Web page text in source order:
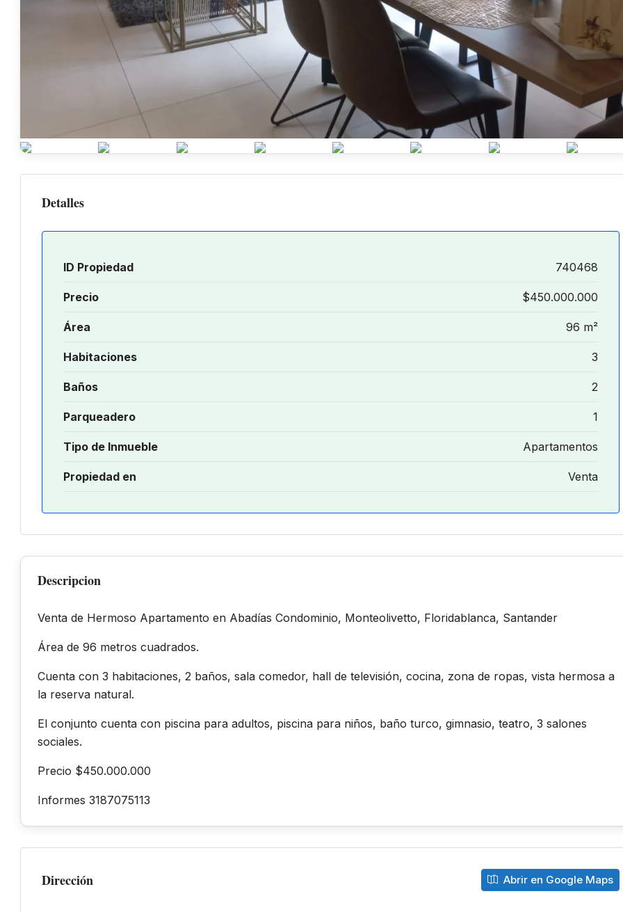
Detalles
ID Propiedad 740468
Precio $450.000.000
Área 96 m²
Habitaciones 3
Baños 2
Parqueadero 1
Tipo de Inmueble Apartamentos
Propiedad en Venta
Descripcion
Venta de Hermoso Apartamento en Abadías Condominio, Monteolivetto, Floridablanca, Santander
Área de 96 metros cuadrados.
Cuenta con 3 habitaciones, 2 baños, sala comedor, hall de televisión, cocina, zona de ropas, vista hermosa a
la reserva natural.
El conjunto cuenta con piscina para adultos, piscina para niños, baño turco, gimnasio, teatro, 3 salones
sociales.
Precio $450.000.000
Informes 3187075113
Dirección Abrir en Google Maps